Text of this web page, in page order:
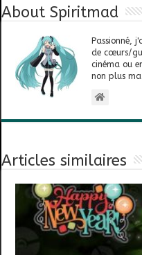
About Spiritmad
Passionné,
de cœurs/
cinéma ou
non plus
Articles similaires